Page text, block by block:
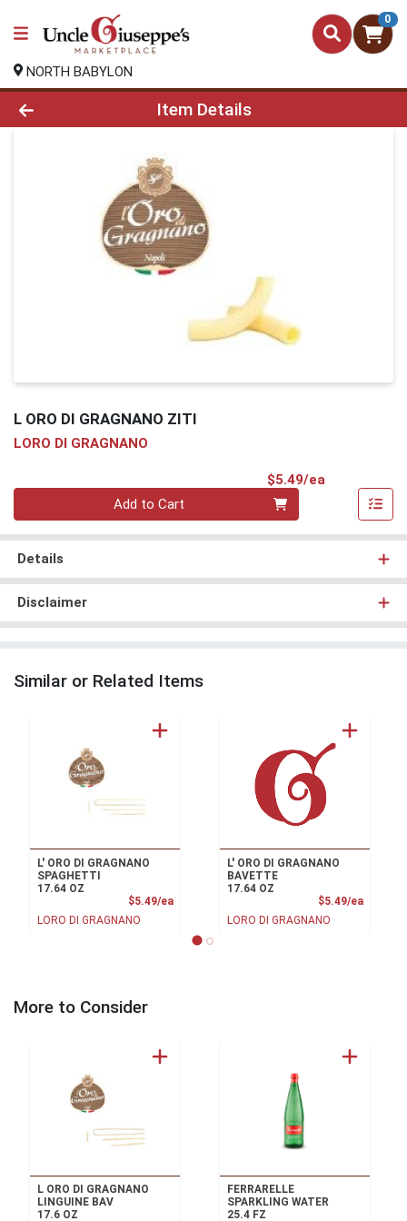
0
NORTH BABYLON
Product Details Page
Item Details
L ORO DI GRAGNANO ZITI
LORO DI GRAGNANO
$5.49/ea
Add to Cart
Details
Disclaimer
Similar or Related Items
L' ORO DI GRAGNANO
SPAGHETTI
17.64 OZ
$5.49/eaProduct Price
LORO DI GRAGNANO
L' ORO DI GRAGNANO
BAVETTE
17.64 OZ
$5.49/ea
LORO DI GRAGNANO
More to Consider
L ORO DI GRAGNANO
LINGUINE BAV
17.6 OZ
FERRARELLE
SPARKLING WATER
25.4 FZ